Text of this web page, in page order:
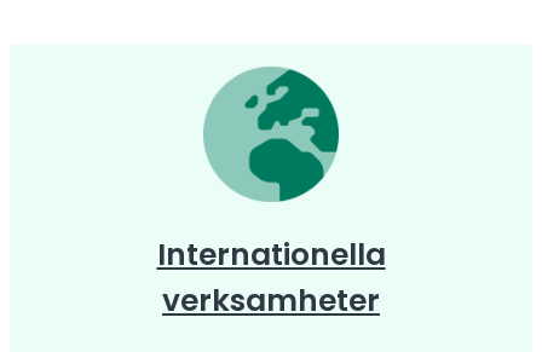
Internationella
verksamheter